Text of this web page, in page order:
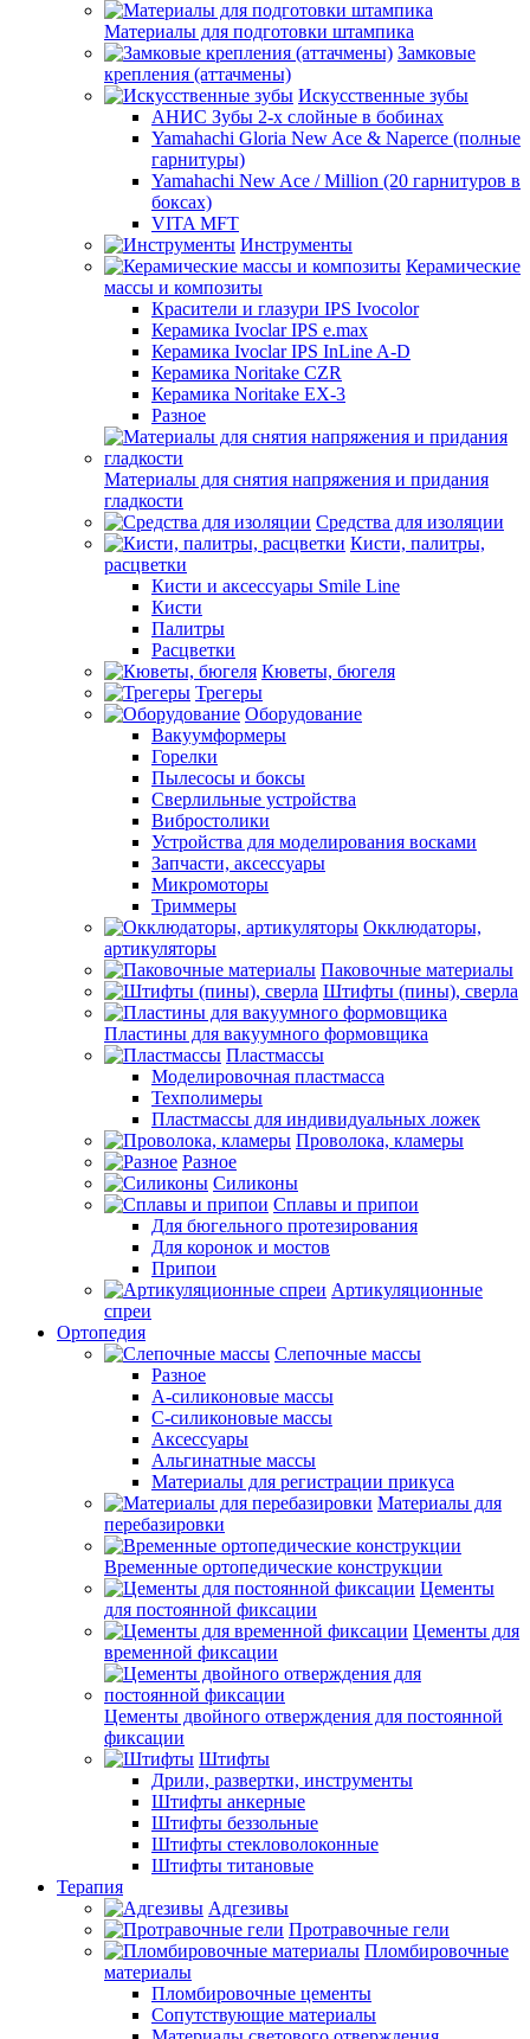
Материалы для подготовки штампика
Замковые
крепления (аттачмены)
Искусственные зубы
АНИС Зубы 2-х слойные в бобинах
Yamahachi Gloria New Ace & Naperce (полные
гарнитуры)
Yamahachi New Ace / Million (20 гарнитуров в
боксах)
VITA MFT
Инструменты
Керамические
массы и композиты
Красители и глазури IPS Ivocolor
Керамика Ivoclar IPS e.max
Керамика Ivoclar IPS InLine A-D
Керамика Noritake CZR
Керамика Noritake EX-3
Разное
Материалы для снятия напряжения и придания
гладкости
Средства для изоляции
Кисти, палитры,
расцветки
Кисти и аксессуары Smile Line
Кисти
Палитры
Расцветки
Кюветы, бюгеля
Трегеры
Оборудование
Вакуумформеры
Горелки
Пылесосы и боксы
Сверлильные устройства
Вибростолики
Устройства для моделирования восками
Запчасти, аксессуары
Микромоторы
Триммеры
Окклюдаторы,
артикуляторы
Паковочные материалы
Штифты (пины), сверла
Пластины для вакуумного формовщика
Пластмассы
Моделировочная пластмасса
Техполимеры
Пластмассы для индивидуальных ложек
Проволока, кламеры
Разное
Силиконы
Сплавы и припои
Для бюгельного протезирования
Для коронок и мостов
Припои
Артикуляционные
спреи
Ортопедия
Слепочные массы
Разное
А-силиконовые массы
С-силиконовые массы
Аксессуары
Альгинатные массы
Материалы для регистрации прикуса
Материалы для
перебазировки
Временные ортопедические конструкции
Цементы
для постоянной фиксации
Цементы для
временной фиксации
Цементы двойного отверждения для постоянной
фиксации
Штифты
Дрили, развертки, инструменты
Штифты анкерные
Штифты беззольные
Штифты стекловолоконные
Штифты титановые
Терапия
Адгезивы
Протравочные гели
Пломбировочные
материалы
Пломбировочные цементы
Сопутствующие материалы